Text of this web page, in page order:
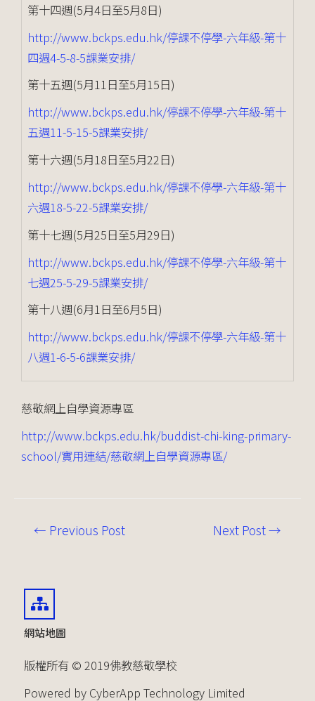
第十四週(5月4日至5月8日)
http://www.bckps.edu.hk/停課不停學-六年級-第十
四週4-5-8-5課業安排/
第十五週(5月11日至5月15日)
http://www.bckps.edu.hk/停課不停學-六年級-第十
五週11-5-15-5課業安排/
第十六週(5月18日至5月22日)
http://www.bckps.edu.hk/停課不停學-六年級-第十
六週18-5-22-5課業安排/
第十七週(5月25日至5月29日)
http://www.bckps.edu.hk/停課不停學-六年級-第十
七週25-5-29-5課業安排/
第十八週(6月1日至6月5日)
http://www.bckps.edu.hk/停課不停學-六年級-第十
八週1-6-5-6課業安排/
慈敬網上自學資源專區
http://www.bckps.edu.hk/buddist-chi-king-primary-
school/實用連結/慈敬網上自學資源專區/
← Previous Post Next Post→
網站地圖
版權所有 © 2019佛教慈敬學校
Powered by CyberApp Technology Limited